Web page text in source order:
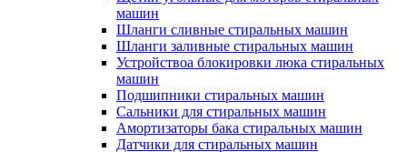
машин
Шланги сливные стиральных машин
Шланги заливные стиральных машин
Устройствоа блокировки люка стиральных
машин
Подшипники стиральных машин
Сальники для стиральных машин
Амортизаторы бака стиральных машин
Датчики для стиральных машин